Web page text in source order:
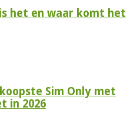
het en waar komt het
Sim Only met
in 2026